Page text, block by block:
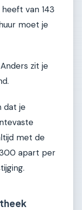
van 143
moet je
zit je
dat je
met de
apart per